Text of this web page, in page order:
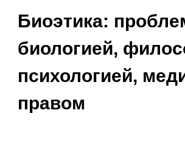
Биоэтика:
биологией,
психологией,
правом